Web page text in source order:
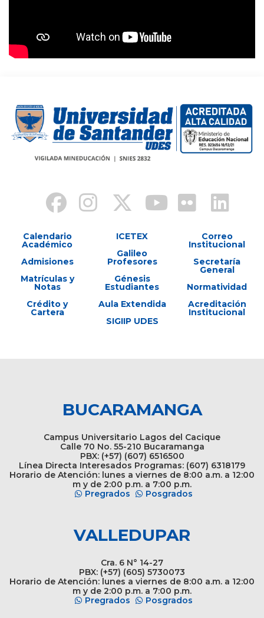
Calendario
Académico
Admisiones
Matrículas y
Notas
Crédito y
Cartera
ICETEX
Galileo
Profesores
Génesis
Estudiantes
Aula Extendida
SIGIIP UDES
Correo
Institucional
Secretaría
General
Normatividad
Acreditación
Institucional
BUCARAMANGA
Campus Universitario Lagos del Cacique
Calle 70 No. 55-210 Bucaramanga
PBX: (+57) (607) 6516500
Línea Directa Interesados Programas: (607) 6318179
Horario de Atención: lunes a viernes de 8:00 a.m. a 12:00
m y de 2:00 p.m. a 7:00 p.m.
Pregrados
Posgrados
VALLEDUPAR
Cra. 6 N° 14-27
PBX: (+57) (605) 5730073
Horario de Atención: lunes a viernes de 8:00 a.m. a 12:00
m y de 2:00 p.m. a 7:00 p.m.
Pregrados
Posgrados